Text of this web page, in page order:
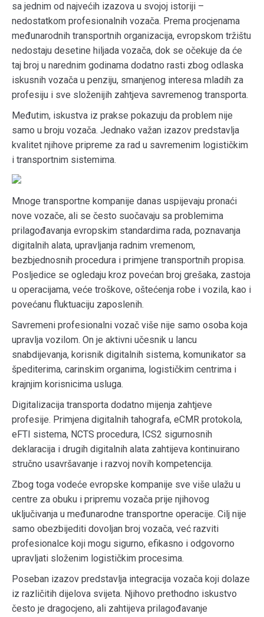
sa jednim od najvećih izazova u svojoj istoriji –
nedostatkom profesionalnih vozača. Prema procjenama
međunarodnih transportnih organizacija, evropskom tržištu
nedostaju desetine hiljada vozača, dok se očekuje da će
taj broj u narednim godinama dodatno rasti zbog odlaska
iskusnih vozača u penziju, smanjenog interesa mladih za
profesiju i sve složenijih zahtjeva savremenog transporta.
Međutim, iskustva iz prakse pokazuju da problem nije
samo u broju vozača. Jednako važan izazov predstavlja
kvalitet njihove pripreme za rad u savremenim logističkim
i transportnim sistemima.
Mnoge transportne kompanije danas uspijevaju pronaći
nove vozače, ali se često suočavaju sa problemima
prilagođavanja evropskim standardima rada, poznavanja
digitalnih alata, upravljanja radnim vremenom,
bezbjednosnih procedura i primjene transportnih propisa.
Posljedice se ogledaju kroz povećan broj grešaka, zastoja
u operacijama, veće troškove, oštećenja robe i vozila, kao i
povećanu fluktuaciju zaposlenih.
Savremeni profesionalni vozač više nije samo osoba koja
upravlja vozilom. On je aktivni učesnik u lancu
snabdijevanja, korisnik digitalnih sistema, komunikator sa
špediterima, carinskim organima, logističkim centrima i
krajnjim korisnicima usluga.
Digitalizacija transporta dodatno mijenja zahtjeve
profesije. Primjena digitalnih tahografa, eCMR protokola,
eFTI sistema, NCTS procedura, ICS2 sigurnosnih
deklaracija i drugih digitalnih alata zahtijeva kontinuirano
stručno usavršavanje i razvoj novih kompetencija.
Zbog toga vodeće evropske kompanije sve više ulažu u
centre za obuku i pripremu vozača prije njihovog
uključivanja u međunarodne transportne operacije. Cilj nije
samo obezbijediti dovoljan broj vozača, već razviti
profesionalce koji mogu sigurno, efikasno i odgovorno
upravljati složenim logističkim procesima.
Poseban izazov predstavlja integracija vozača koji dolaze
iz različitih dijelova svijeta. Njihovo prethodno iskustvo
često je dragocjeno, ali zahtijeva prilagođavanje